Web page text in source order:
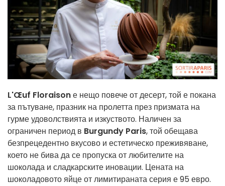
L'Œuf Floraisonе нещо повече от десерт, той е покана
за пътуване, празник на пролетта през призмата на
гурме удоволствията и изкуството. Наличен за
ограничен период в Burgundy Paris, той обещава
безпрецедентно вкусово и естетическо преживяване,
което не бива да се пропуска от любителите на
шоколада и сладкарските иновации. Цената на
шоколадовото яйце от лимитираната серия е 95 евро.